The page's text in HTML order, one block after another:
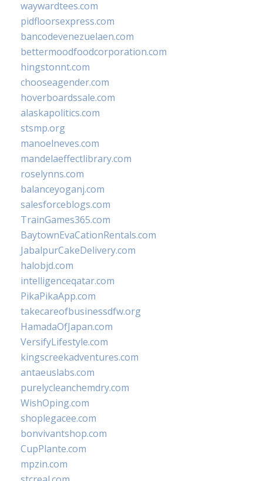
waywardtees.com
pidfloorsexpress.com
bancodevenezuelaen.com
bettermoodfoodcorporation.com
hingstonnt.com
chooseagender.com
hoverboardssale.com
alaskapolitics.com
stsmp.org
manoelneves.com
mandelaeffectlibrary.com
roselynns.com
balanceyoganj.com
salesforceblogs.com
TrainGames365.com
BaytownEvaCationRentals.com
JabalpurCakeDelivery.com
halobjd.com
intelligenceqatar.com
PikaPikaApp.com
takecareofbusinessdfw.org
HamadaOfJapan.com
VersifyLifestyle.com
kingscreekadventures.com
antaeuslabs.com
purelycleanchemdry.com
WishOping.com
shoplegacee.com
bonvivantshop.com
CupPlante.com
mpzin.com